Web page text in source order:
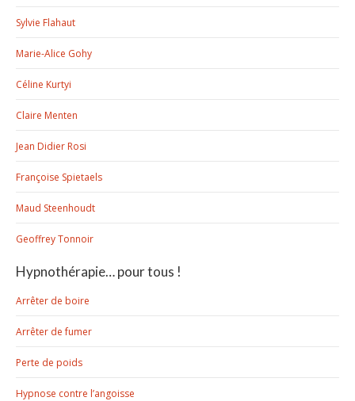
Sylvie Flahaut
Marie-Alice Gohy
Céline Kurtyi
Claire Menten
Jean Didier Rosi
Françoise Spietaels
Maud Steenhoudt
Geoffrey Tonnoir
Hypnothérapie… pour tous !
Arrêter de boire
Arrêter de fumer
Perte de poids
Hypnose contre l’angoisse